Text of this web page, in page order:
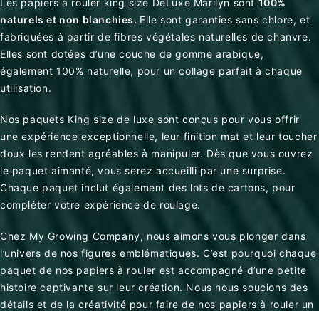
Les papiers à rouler king size DeLuxe Marilyn sont 100%
naturels et non blanchies. Elle sont garanties sans chlore, et
fabriquées à partir de fibres végétales naturelles de chanvre.
Elles sont dotées d’une couche de gomme arabique,
également 100% naturelle, pour un collage parfait à chaque
utilisation.
Nos paquets King size de luxe sont conçus pour vous offrir
une expérience exceptionnelle, leur finition mat et leur toucher
doux les rendent agréables à manipuler. Dès que vous ouvrez
le paquet aimanté, vous serez accueilli par une surprise.
Chaque paquet inclut également des lots de cartons, pour
compléter votre expérience de roulage.
Chez My Growing Company, nous aimons vous plonger dans
l’univers de nos figures emblématiques. C’est pourquoi chaque
paquet de nos papiers à rouler est accompagné d’une petite
histoire captivante sur leur création. Nous nous soucions des
détails et de la créativité pour faire de nos papiers à rouler un